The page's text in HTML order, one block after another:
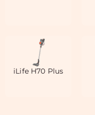
iLife H70 Plus